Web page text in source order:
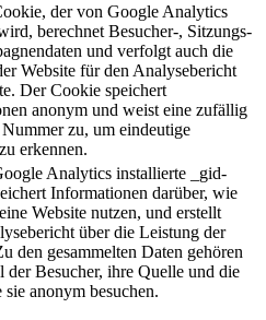
der von Google Analytics
berechnet Besucher-, Sitzungs-
und verfolgt auch die
Website für den Analysebericht
Der Cookie speichert
anonym und weist eine zufällig
Nummer zu, um eindeutige
erkennen.
Analytics installierte _gid-
Informationen darüber, wie
Website nutzen, und erstellt
über die Leistung der
den gesammelten Daten gehören
der Besucher, ihre Quelle und die
sie anonym besuchen.